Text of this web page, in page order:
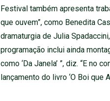
Festival também apresenta
que ouvem”, como Benedita
dramaturgia de Julia
programação inclui ainda
como ‘Da Janela’ ”, diz. “E no
lançamento do livro ‘O Boi que